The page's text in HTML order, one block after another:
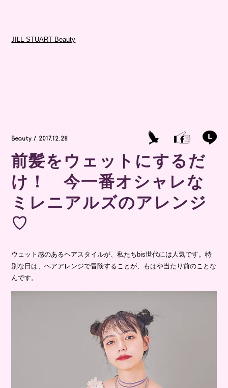
JILL STUART Beauty
Beauty / 2017.12.28
前髪をウェットにするだ
け！ 今一番オシャレな
ミレニアルズのアレンジ
♡
ウェット感のあるヘアスタイルが、私たちbis世代には人気です。特
別な日は、ヘアアレンジで冒険することが、もはや当たり前のことな
んです。